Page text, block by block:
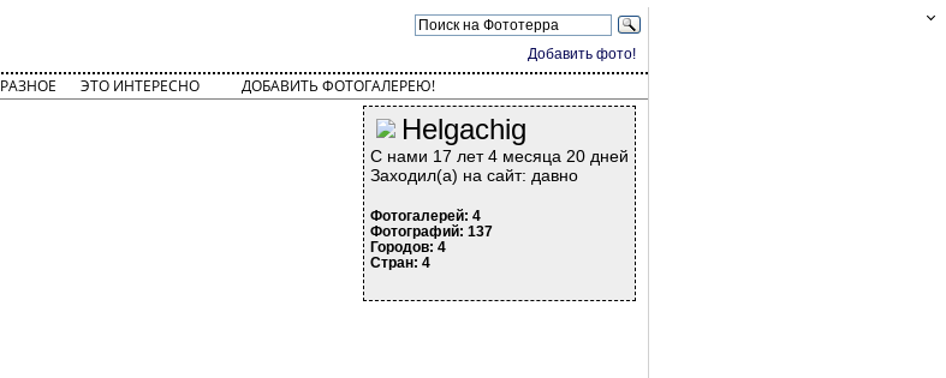
Добавить фото!
РАЗНОЕ ЭТО ИНТЕРЕСНО ДОБАВИТЬ ФОТОГАЛЕРЕЮ!
Helgachig
С нами 17 лет 4 месяца 20 дней
Заходил(а) на сайт: давно
Фотогалерей: 4
Фотографий: 137
Городов: 4
Стран: 4